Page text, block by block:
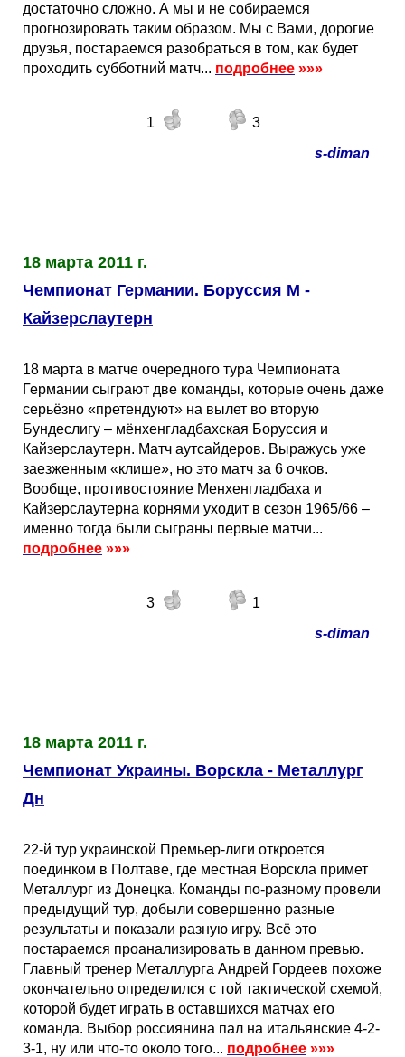
достаточно сложно. А мы и не собираемся
прогнозировать таким образом. Мы с Вами, дорогие
друзья, постараемся разобраться в том, как будет
проходить субботний матч... подробнее »»»
1
3
s-diman
18 марта 2011 г.
Чемпионат Германии. Боруссия М -
Кайзерслаутерн
18 марта в матче очередного тура Чемпионата
Германии сыграют две команды, которые очень даже
серьёзно «претендуют» на вылет во вторую
Бундеслигу – мёнхенгладбахская Боруссия и
Кайзерслаутерн. Матч аутсайдеров. Выражусь уже
заезженным «клише», но это матч за 6 очков.
Вообще, противостояние Менхенгладбаха и
Кайзерслаутерна корнями уходит в сезон 1965/66 –
именно тогда были сыграны первые матчи...
подробнее »»»
3
1
s-diman
18 марта 2011 г.
Чемпионат Украины. Ворскла - Металлург
Дн
22-й тур украинской Премьер-лиги откроется
поединком в Полтаве, где местная Ворскла примет
Металлург из Донецка. Команды по-разному провели
предыдущий тур, добыли совершенно разные
результаты и показали разную игру. Всё это
постараемся проанализировать в данном превью.
Главный тренер Металлурга Андрей Гордеев похоже
окончательно определился с той тактической схемой,
которой будет играть в оставшихся матчах его
команда. Выбор россиянина пал на итальянские 4-2-
3-1, ну или что-то около того... подробнее »»»